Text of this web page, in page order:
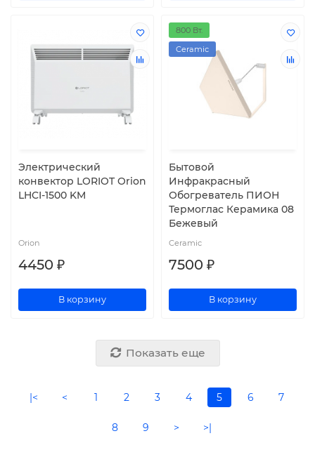
Электрический
конвектор LORIOT Orion
LHCI-1500 KM
Orion
4450 ₽
В корзину
800 Вт.
Ceramic
Бытовой
Инфракрасный
Обогреватель ПИОН
Термоглас Керамика 08
Бежевый
Ceramic
7500 ₽
В корзину
Показать еще
|< < 1 2 3 4 5 6 7
8 9 > >|